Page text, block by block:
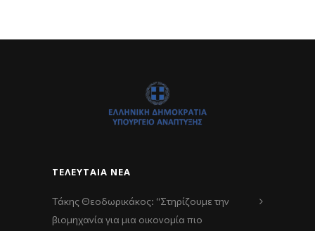
ΤΕΛΕΥΤΑΊΑ ΝΈΑ
Τάκης Θεοδωρικάκος: “Στηρίζουμε την
βιομηχανία για μια οικονομία πιο